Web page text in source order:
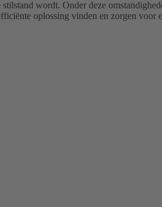
stilstand wordt. Onder deze
oplossing vinden en zorgen voor